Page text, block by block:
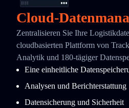
Cloud-
Zentralisieren Sie Ihre
cloudbasierten Plattform von
Analytik und 180-tägiger
Eine einheitliche
Analysen und Berichterstattung
Datensicherung und Sicherheit